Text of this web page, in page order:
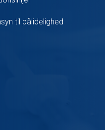
til pålidelighed